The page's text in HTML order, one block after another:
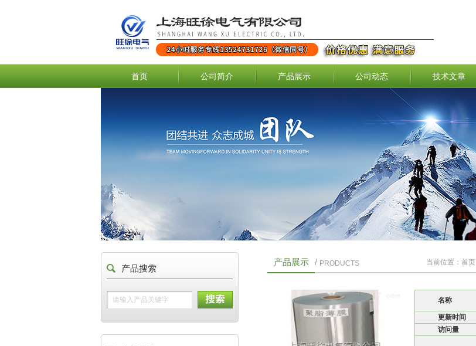
首页 公司简介 产品展示 公司动态 技术文章
产品搜索
产品展示 / PRODUCTS 当前位置： 首页
名称
更新时间
访问量